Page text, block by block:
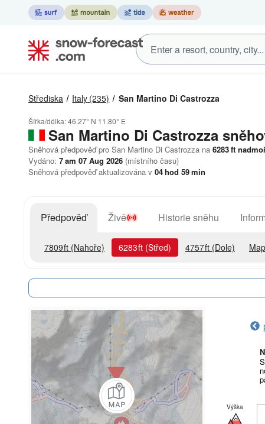
Střediska Italy (235) San Martino Di Castrozza
Šířka/délka:46.27° N 11.80° E
San Martino Di Castrozza
Sněhová předpověď pro San Martino Di Castrozza na 6283ft
Vydáno: 7 am 07 Aug 2026 (místního času)
Sněhová předpověď aktualizována v 04hod 59min
Předpověď Živě Historie sněhu
7809ft (Nahoře) 6283ft (Střed) 4757ft (Dole)
Výška